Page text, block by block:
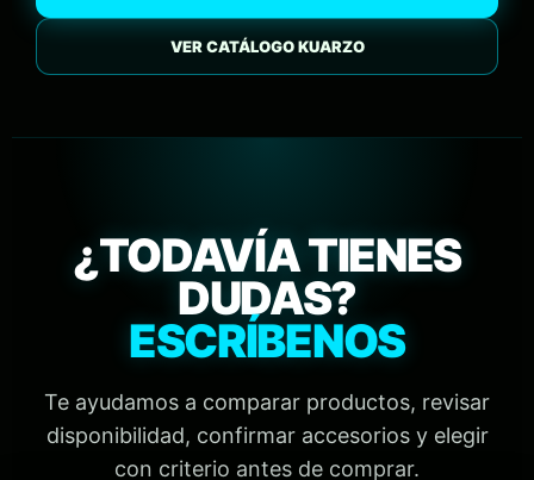
VER CATÁLOGO KUARZO
¿TODAVÍA TIENES
DUDAS?
ESCRÍBENOS
Te ayudamos a comparar productos, revisar
disponibilidad, confirmar accesorios y elegir
con criterio antes de comprar.